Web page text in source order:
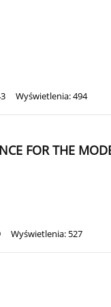
Wyświetlenia: 494
FOR THE
Wyświetlenia: 527